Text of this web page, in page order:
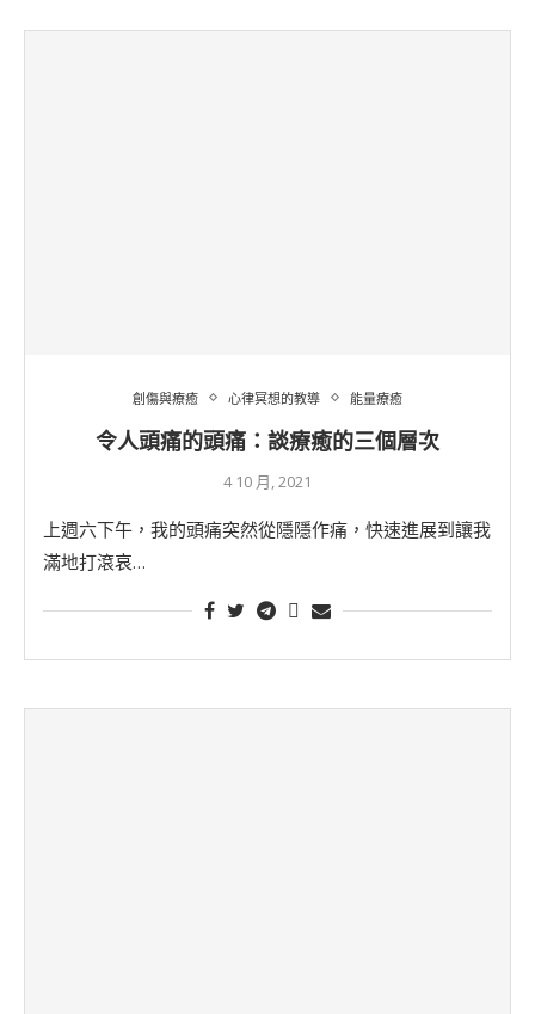
創傷與療癒 心律冥想的教導 能量療癒
令人頭痛的頭痛：談療癒的三個層次
4 10 月, 2021
上週六下午，我的頭痛突然從隱隱作痛，快速進展到讓我
滿地打滾哀…